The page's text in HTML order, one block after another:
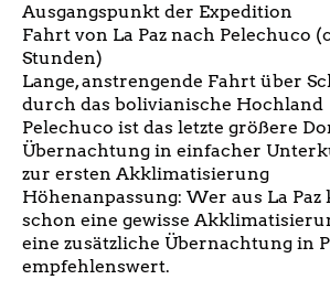
Ausgangspunkt der Expedition
Fahrt von La Paz nach Pelechuco
Stunden)
Lange, anstrengende Fahrt über
durch das bolivianische Hochland
Pelechuco ist das letzte größere
Übernachtung in einfacher
zur ersten Akklimatisierung
Höhenanpassung: Wer aus La
schon eine gewisse
eine zusätzliche Übernachtung in
empfehlenswert.